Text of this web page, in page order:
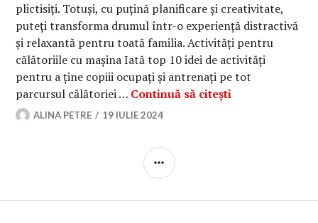
plictisiți. Totuși, cu puțină planificare și creativitate,
puteți transforma drumul într-o experiență distractivă
și relaxantă pentru toată familia. Activități pentru
călătoriile cu mașina Iată top 10 idei de activități
pentru a ține copiii ocupați și antrenați pe tot
parcursul călătoriei … Continuă să citești
ALINA PETRE 19 IULIE 2024
BARĂ